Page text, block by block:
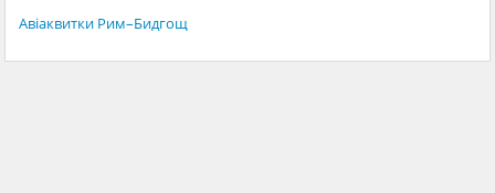
Авіаквитки Рим–Бидгощ